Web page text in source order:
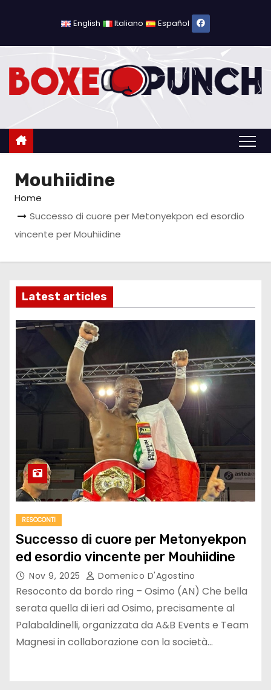
c
o
English Italiano Español
Mouhiidine
Home
Successo di cuore per Metonyekpon ed esordio
vincente per Mouhiidine
Latest articles
RESOCONTI
Successo di cuore per Metonyekpon
ed esordio vincente per Mouhiidine
Nov 9, 2025 Domenico D'Agostino
Resoconto da bordo ring – Osimo (AN) Che bella
serata quella di ieri ad Osimo, precisamente al
Palabaldinelli, organizzata da A&B Events e Team
Magnesi in collaborazione con la società…